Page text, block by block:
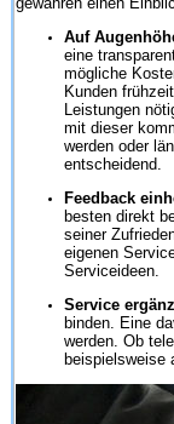
Auf
eine
mögliche
Kunden
Leistungen
mit dieser
werden oder
entscheidend.
Feedback
besten direkt
seiner
eigenen
Serviceideen.
Service
binden. Eine
werden. Ob
beispielsweise